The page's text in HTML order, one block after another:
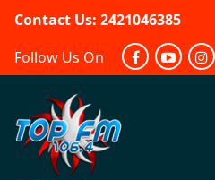
Skip
content
Contact Us: 2421046385
Follow Us On